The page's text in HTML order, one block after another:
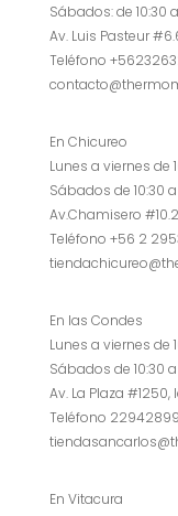
Sábados: de 10:30
Av. Luis Pasteur
Teléfono
En Chicureo
Lunes a viernes de
Sábados de 10:30 a
Av.Chamisero
Teléfono +56 2
En las Condes
Lunes a viernes de
Sábados de 10:30 a
Av. La Plaza
Teléfono
En Vitacura